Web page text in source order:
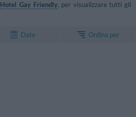
Hotel Gay Friendly, per visualizzare tutti gli
Date Ordina per